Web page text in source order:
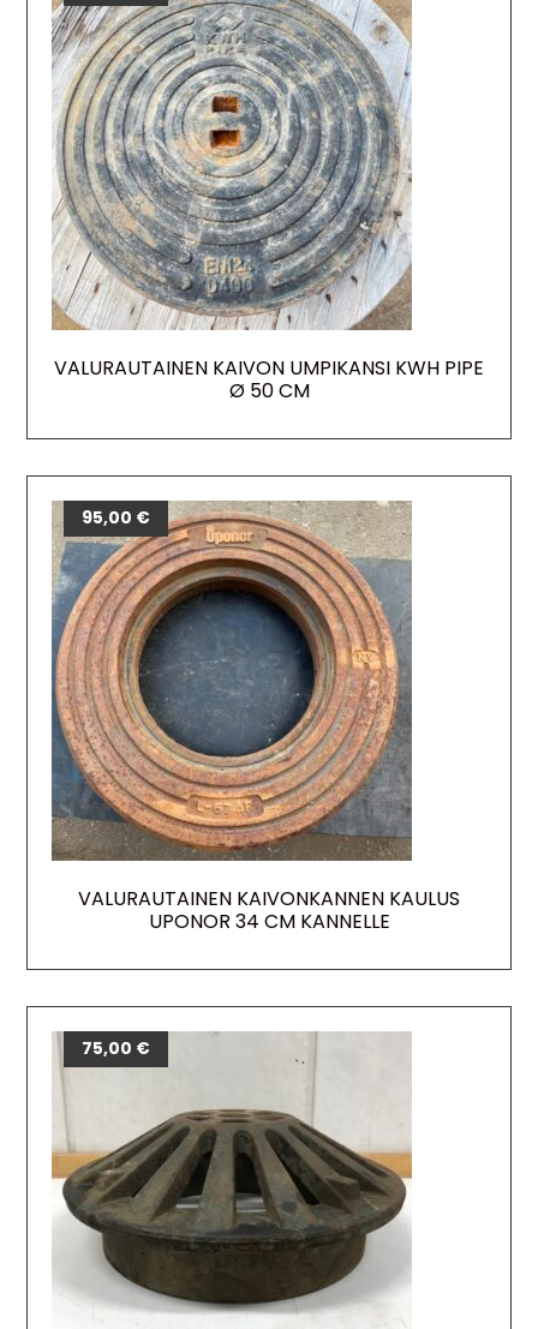
VALURAUTAINEN KAIVON UMPIKANSI KWH PIPE
Ø 50 CM
VALURAUTAINEN KAIVONKANNEN KAULUS
UPONOR 34 CM KANNELLE
95,00 €
75,00 €